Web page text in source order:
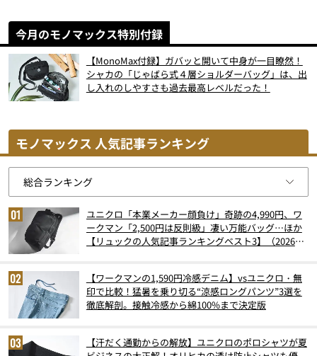
今月のモノマックス特別付録
【MonoMax付録】ガバッと開いて中身が一目瞭然！
シャカの「じゃばら式４層ショルダーバッグ」は、出
し入れのしやすさも過去最高レベルだった！
モノマックス 人気記事ランキング
ユニクロ「本業メーカー顔負け」奇跡の4,990円、ワ
ークマン「2,500円は反則級」凄い万能バッグ…ほか
【リュックの人気記事ランキングベスト3】（2026年
【ワークマンの1,590円冷感デニム】vsユニクロ・無
印で比較！猛暑を乗り切る“涼感ロングパンツ”3選を
徹底解剖。接触冷感から綿100%まで決定版
【汗だく通勤からの解放】ユニクロのポロシャツが夏